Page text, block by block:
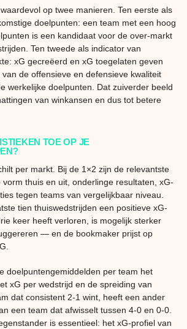
op twee manieren. Ten eerste als
doelpunten: een team met een hoog
is een kandidaat voor de over-markt
Ten tweede als indicator van
xG gecreëerd en xG toegelaten geven
de offensieve en defensieve kwaliteit
werkelijke doelpunten. Dat zuiverder beeld
van winkansen en dus tot betere
TOE OP JE
per markt. Bij de 1×2 zijn de relevantste
thuis en uit, onderlinge resultaten, xG-
tegen teams van vergelijkbaar niveau.
tien thuiswedstrijden een positieve xG-
keer heeft verloren, is mogelijk sterker
— en de bookmaker prijst op
doelpuntengemiddelden per team het
xG per wedstrijd en de spreiding van
dat consistent 2-1 wint, heeft een ander
een team dat afwisselt tussen 4-0 en 0-0.
is essentieel: het xG-profiel van